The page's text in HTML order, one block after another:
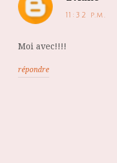
11:32 p.m.
Moi avec!!!!
répondre